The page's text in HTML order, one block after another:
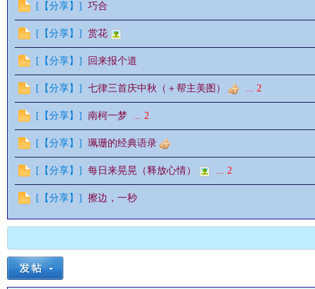
情
[ 【分享】 ] 巧合
[ 【分享】 ] 赏花
[ 【分享】 ] 回来报个道
[ 【分享】 ] 七律三首庆中秋（＋帮主美图） ... 2
[ 【分享】 ] 南柯一梦 ... 2
[ 【分享】 ] 珮珊的经典语录
[ 【分享】 ] 每日来晃晃（释放心情） ... 2
[ 【分享】 ] 擦边，一秒